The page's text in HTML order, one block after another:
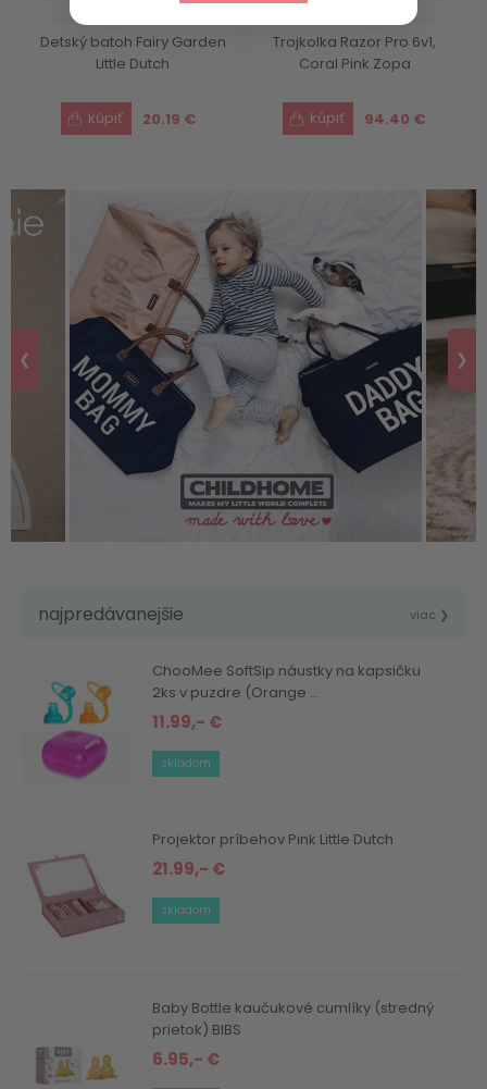
Detský batoh Fairy Garden
Little Dutch
20.19 €
Trojkolka Razor Pro 6v1,
Coral Pink Zopa
94.40 €
❮ ❯
najpredávanejšie viac ❯
ChooMee SoftSip náustky na kapsičku
2ks v puzdre (Orange ...
11.99,- €
skladom
Projektor príbehov Pink Little Dutch
21.99,- €
skladom
Baby Bottle kaučukové cumlíky (stredný
prietok) BIBS
6.95,- €